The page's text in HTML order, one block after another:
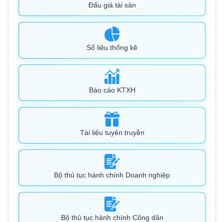
Đấu giá tài sản
Số liệu thống kê
Báo cáo KTXH
Tài liệu tuyên truyền
Bộ thủ tục hành chính Doanh nghiệp
Bộ thủ tục hành chính Công dân